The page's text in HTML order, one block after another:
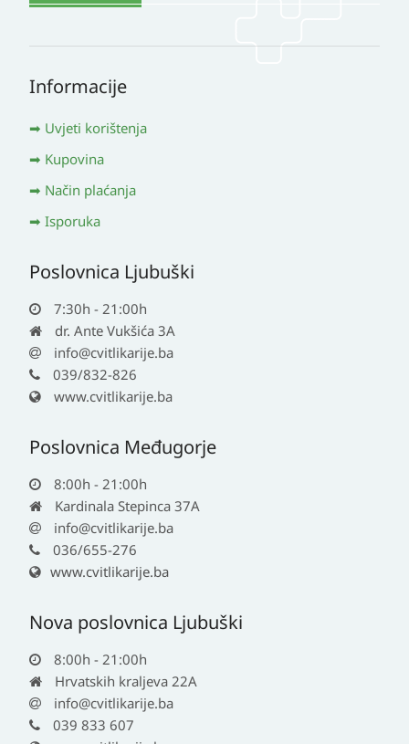
Informacije
Uvjeti korištenja
Kupovina
Način plaćanja
Isporuka
Poslovnica Ljubuški
7:30h - 21:00h
dr. Ante Vukšića 3A
info@cvitlikarije.ba
039/832-826
www.cvitlikarije.ba
Poslovnica Međugorje
8:00h - 21:00h
Kardinala Stepinca 37A
info@cvitlikarije.ba
036/655-276
www.cvitlikarije.ba
Nova poslovnica Ljubuški
8:00h - 21:00h
Hrvatskih kraljeva 22A
info@cvitlikarije.ba
039 833 607